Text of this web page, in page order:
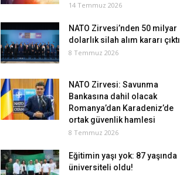
14 Temmuz 2026
NATO Zirvesi’nden 50 milyar
dolarlık silah alım kararı çıktı
8 Temmuz 2026
NATO Zirvesi: Savunma
Bankasına dahil olacak
Romanya’dan Karadeniz’de
ortak güvenlik hamlesi
8 Temmuz 2026
Eğitimin yaşı yok: 87 yaşında
üniversiteli oldu!